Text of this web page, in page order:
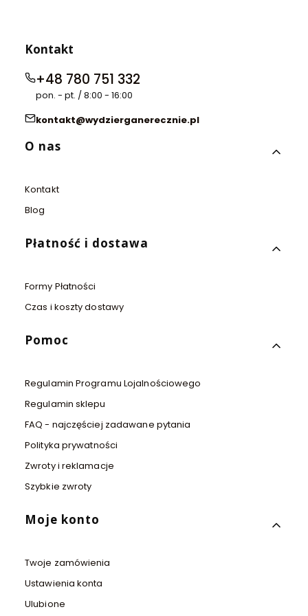
Kontakt
+48 780 751 332
pon. - pt. / 8:00 - 16:00
kontakt@wydzierganerecznie.pl
Linki w stopce
O nas
Kontakt
Blog
Płatność i dostawa
Formy Płatności
Czas i koszty dostawy
Pomoc
Regulamin Programu Lojalnościowego
Regulamin sklepu
FAQ - najczęściej zadawane pytania
Polityka prywatności
Zwroty i reklamacje
Szybkie zwroty
Moje konto
Twoje zamówienia
Ustawienia konta
Ulubione